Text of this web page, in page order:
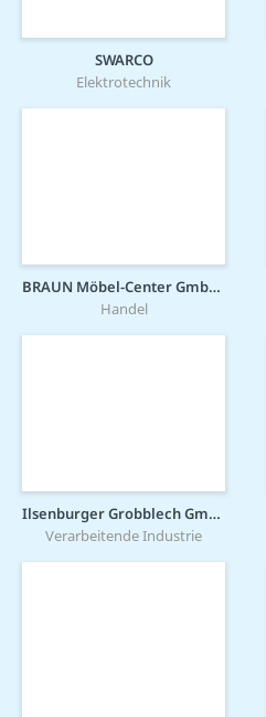
SWARCO
Elektrotechnik
BRAUN Möbel-Center GmbH & Co KG
Handel
Ilsenburger Grobblech GmbH
Verarbeitende Industrie